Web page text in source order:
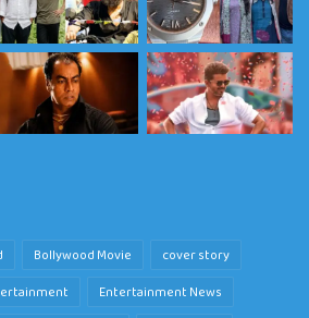
Bollywood Movie
cover story
Entertainment News